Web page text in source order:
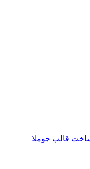
قالب جوملا